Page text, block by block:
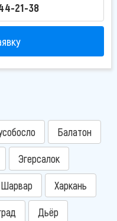
21-38
Балатон
Эгерсалок
Шарвар Харкань
Дьёр